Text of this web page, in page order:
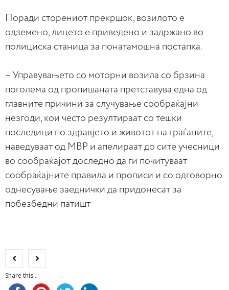
Поради сторениот прекршок, возилото е
одземено, лицето е приведено и задржано во
полициска станица за понатамошна постапка.
– Управувањето со моторни возила со брзина
поголема од пропишаната претставува една од
главните причини за случување сообраќајни
незгоди, кои често резултираат со тешки
последици по здравјето и животот на граѓаните,
наведуваат од МВР и апелираат до сите учесници
во сообраќајот доследно да ги почитуваат
сообраќајните правила и прописи и со одговорно
однесување заеднички да придонесат за
побезбедни патишт
Share this...